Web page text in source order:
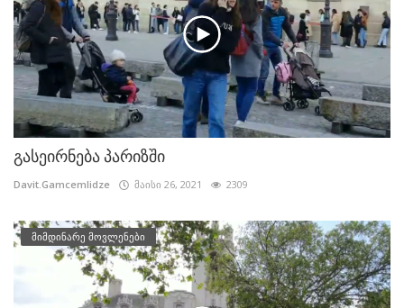
გასეირნება პარიზში
Davit.Gamcemlidze მაისი 26, 2021 2309
მიმდინარე მოვლენები